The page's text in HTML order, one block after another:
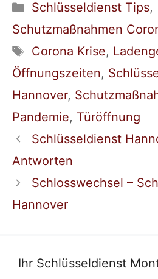
Kategorien
Schlüsseldienst Tips,
Schutzmaßnahmen
Schlagwörter
Corona Krise,
Öffnungszeiten,
Hannover,
Pandemie, Türöffnung
Schlüsseldienst
Antworten
Schlosswechsel –
Hannover
Ihr Schlüsseldienst